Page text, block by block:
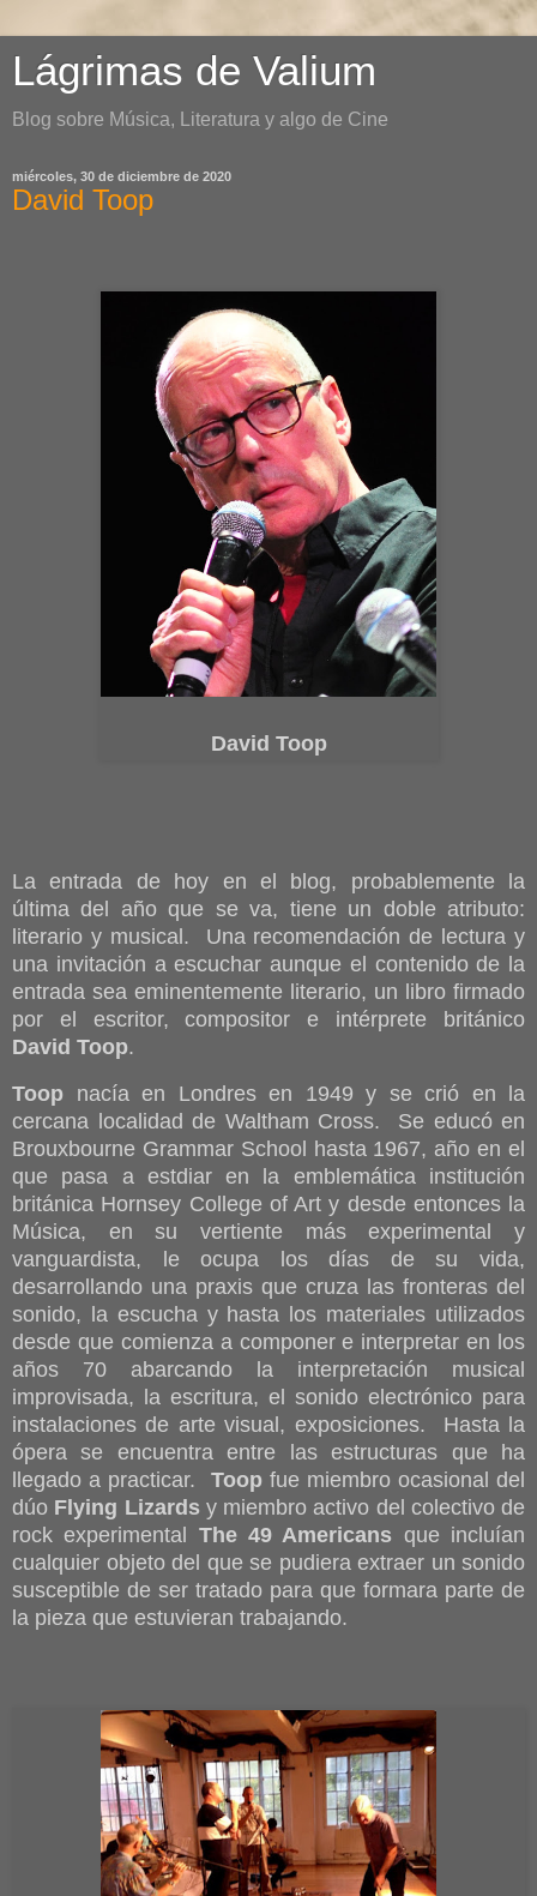
Lágrimas de Valium
Blog sobre Música, Literatura y algo de Cine
miércoles, 30 de diciembre de 2020
David Toop
David Toop
La entrada de hoy en el blog, probablemente la
última del año que se va, tiene un doble atributo:
literario y musical. Una recomendación de lectura y
una invitación a escuchar aunque el contenido de la
entrada sea eminentemente literario, un libro firmado
por el escritor, compositor e intérprete británico
David Toop.
Toop nacía en Londres en 1949 y se crió en la
cercana localidad de Waltham Cross. Se educó en
Brouxbourne Grammar School hasta 1967, año en el
que pasa a estdiar en la emblemática institución
británica Hornsey College of Art y desde entonces la
Música, en su vertiente más experimental y
vanguardista, le ocupa los días de su vida,
desarrollando una praxis que cruza las fronteras del
sonido, la escucha y hasta los materiales utilizados
desde que comienza a componer e interpretar en los
años 70 abarcando la interpretación musical
improvisada, la escritura, el sonido electrónico para
instalaciones de arte visual, exposiciones. Hasta la
ópera se encuentra entre las estructuras que ha
llegado a practicar. Toopfue miembro ocasional del
dúo Flying Lizards y miembro activo del colectivo de
rock experimental The 49 Americans que incluían
cualquier objeto del que se pudiera extraer un sonido
susceptible de ser tratado para que formara parte de
la pieza que estuvieran trabajando.